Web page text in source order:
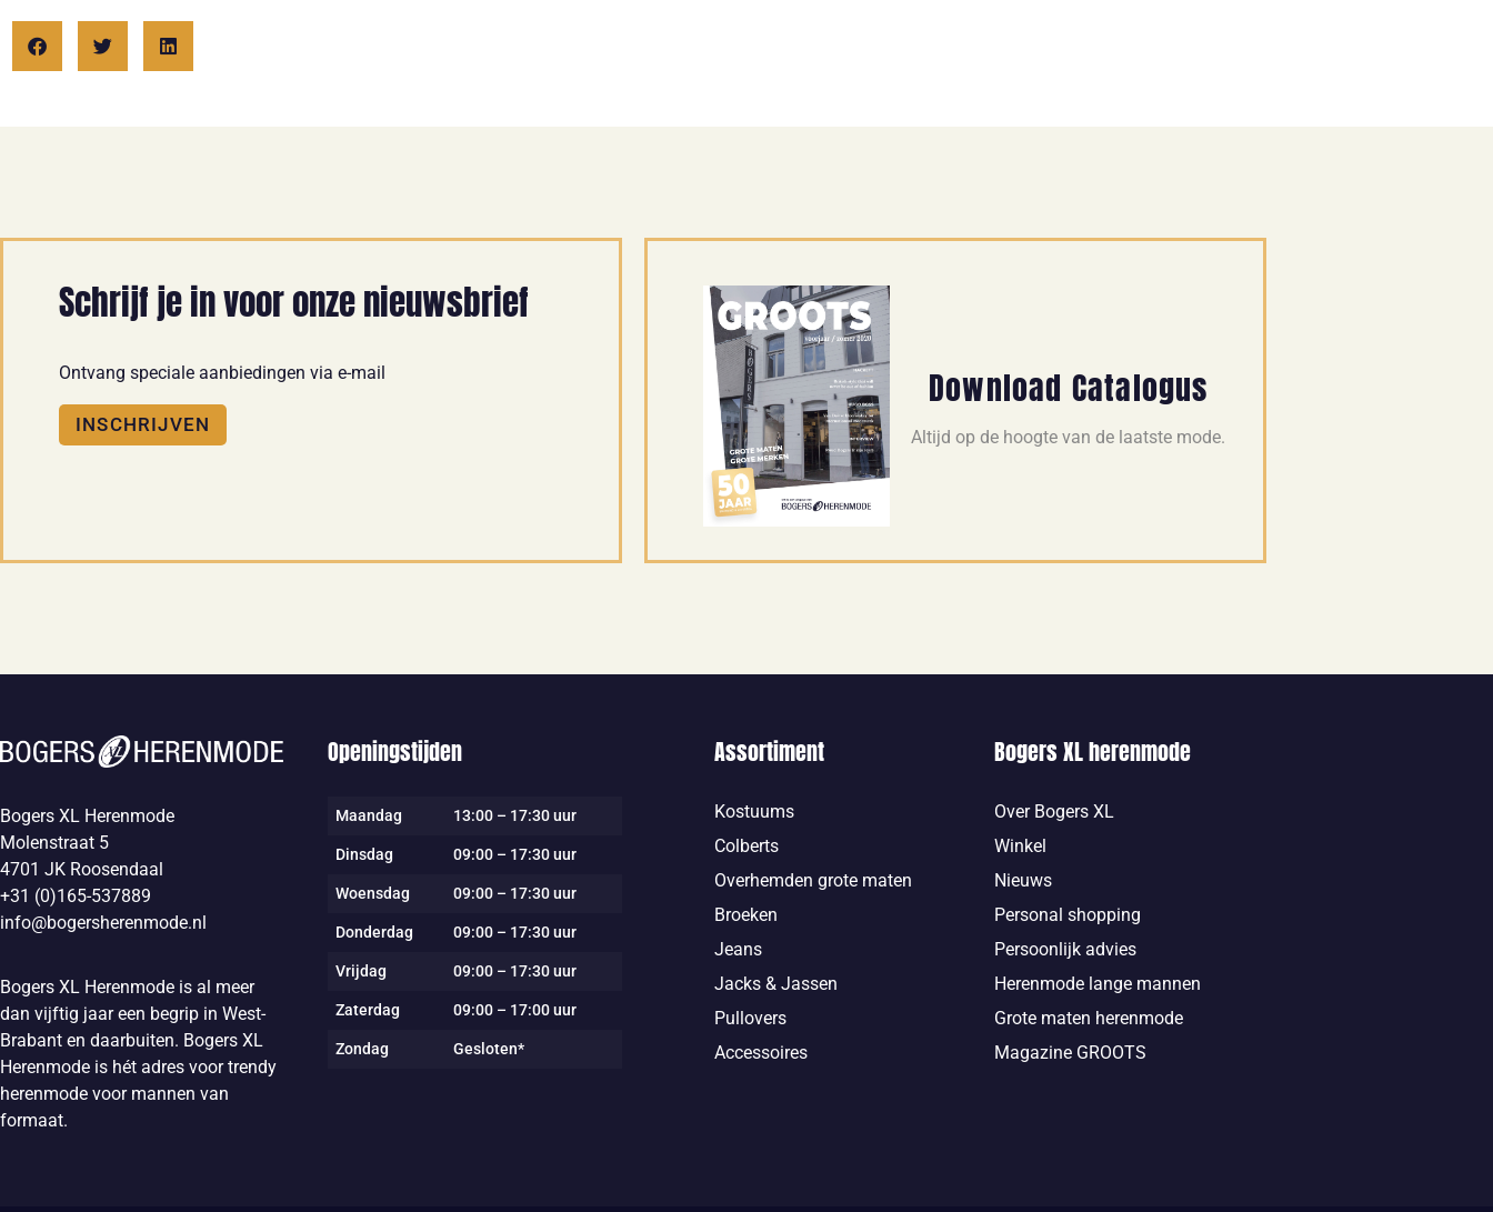
Schrijf je in voor onze nieuwsbrief
Ontvang speciale aanbiedingen via e-mail
INSCHRIJVEN
Download Catalogus
Altijd op de hoogte van de laatste mode.
Bogers XL Herenmode
Molenstraat 5
4701 JK Roosendaal
+31 (0)165-537889
info@bogersherenmode.nl
Bogers XL Herenmode is al meer
dan vijftig jaar een begrip in West-
Brabant en daarbuiten. Bogers XL
Herenmode is hét adres voor trendy
herenmode voor mannen van
formaat.
Openingstijden
Maandag 13:00 – 17:30 uur
Dinsdag 09:00 – 17:30 uur
Woensdag 09:00 – 17:30 uur
Donderdag 09:00 – 17:30 uur
Vrijdag 09:00 – 17:30 uur
Zaterdag 09:00 – 17:00 uur
Zondag Gesloten*
Assortiment
Kostuums
Colberts
Overhemden grote maten
Broeken
Jeans
Jacks & Jassen
Pullovers
Accessoires
Bogers XL herenmode
Over Bogers XL
Winkel
Nieuws
Personal shopping
Persoonlijk advies
Herenmode lange mannen
Grote maten herenmode
Magazine GROOTS